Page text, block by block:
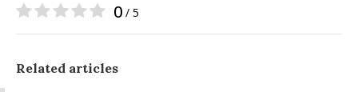
0 / 5
Related articles